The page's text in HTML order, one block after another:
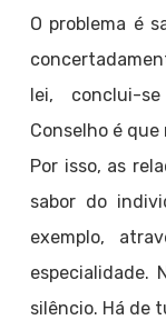
O problema é
lei, conclui-
Conselho é que
Por isso, as
sabor do
exemplo,
especialidade.
silêncio. Há de